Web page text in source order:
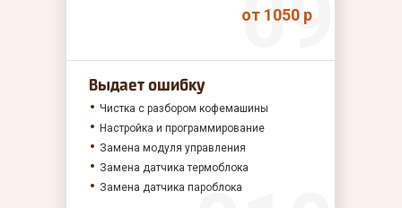
от 1050 р
Выдает ошибку
Чистка с разбором кофемашины
Настройка и программирование
Замена модуля управления
Замена датчика термоблока
Замена датчика пароблока